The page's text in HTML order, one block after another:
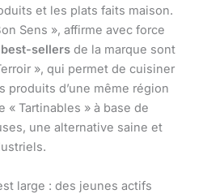
et les plats faits maison.
Sens », affirme avec force
best-sellers de la marque sont
», qui permet de cuisiner
produits d’une même région
« Tartinables » à base de
une alternative saine et
large : des jeunes actifs